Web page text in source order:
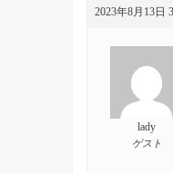
2023年8月13日
lady
ゲスト